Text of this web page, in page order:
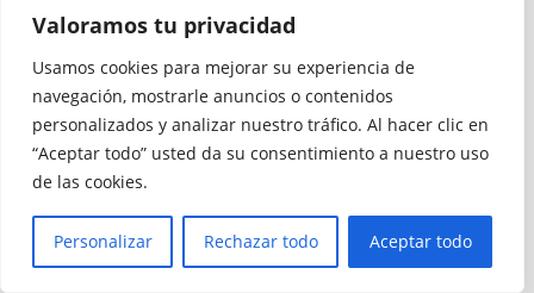
Valoramos tu privacidad
Usamos cookies para mejorar su experiencia de
navegación, mostrarle anuncios o contenidos
personalizados y analizar nuestro tráfico. Al hacer clic en
“Aceptar todo” usted da su consentimiento a nuestro uso
de las cookies.
Personalizar Rechazar todo Aceptar todo
Campeonato de España de Selecciones Autonómicas que
este miércoles comienza en las localidades de Liencres y
Parbayón. El equipo ceutí debutará el miércoles a las 19:30
horas ante el perdedor del enfrentamiento entre Madrid y
Castilla La Mancha, sus dos rivales en el grupo C, que se
medirán a las 13:00 horas.
Continuar Leyendo